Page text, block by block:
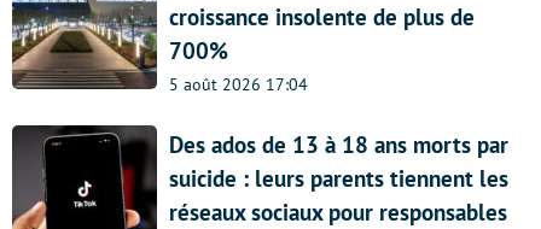
croissance insolente de plus de
700%
5 août 2026 17:04
Des ados de 13 à 18 ans morts par
suicide : leurs parents tiennent les
réseaux sociaux pour responsables